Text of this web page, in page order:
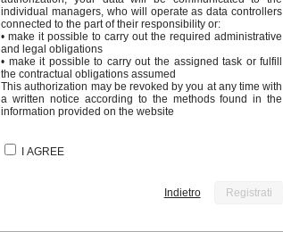
individual managers, who will operate as data controllers
connected to the part of their responsibility or:
• make it possible to carry out the required administrative
and legal obligations
• make it possible to carry out the assigned task or fulfill
the contractual obligations assumed
This authorization may be revoked by you at any time with
a written notice according to the methods found in the
information provided on the website
I AGREE
Indietro